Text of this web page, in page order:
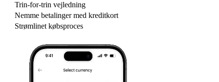
Trin-for-trin vejledning
Nemme betalinger med kreditkort
Strømlinet købsproces